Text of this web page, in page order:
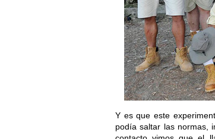
Y es que este
podía saltar las normas,